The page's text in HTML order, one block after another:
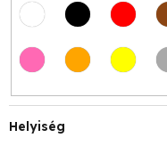
Helyiség